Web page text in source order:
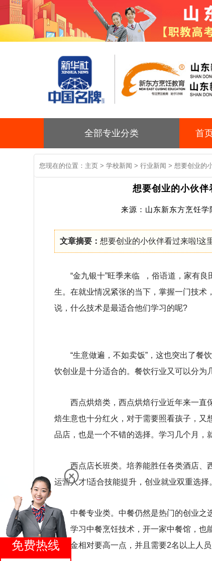
全部专业分类 首
您现在的位置： 主页 > 学校新闻 > 行业新闻 > 想要创业的
想要创业的小伙
来源：山东新东方烹饪
文章摘要： 想要创业的小伙伴看过来啦!这
“金九银十”旺季来临 ，俗语道，家有
生。在就业情况紧张的当下，掌握一门技术
说，什么技术是最适合他们学习的呢?
“生意做遍，不如卖饭”，这也突出了餐
饮创业是十分适合的。餐饮行业又可以分为
西点烘焙类，西点烘焙行业近年来一直
焙生意也十分红火，对于需要照看孩子，又
品店，也是一个不错的选择。学习几个月，
西点店长班类。培养能胜任各类酒店、
运营人才!适合技能提升，创业就业双重选择
中餐专业类。中餐仍然是热门的创业之
海。学习中餐烹饪技术，开一家中餐馆，也
动资金相对要高一点，并且需要2名以上人员
免费热线